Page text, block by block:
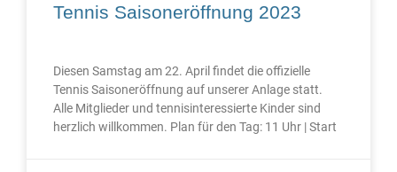
Tennis Saisoneröffnung 2023
Diesen Samstag am 22. April findet die offizielle
Tennis Saisoneröffnung auf unserer Anlage statt.
Alle Mitglieder und tennisinteressierte Kinder sind
herzlich willkommen. Plan für den Tag: 11 Uhr | Start